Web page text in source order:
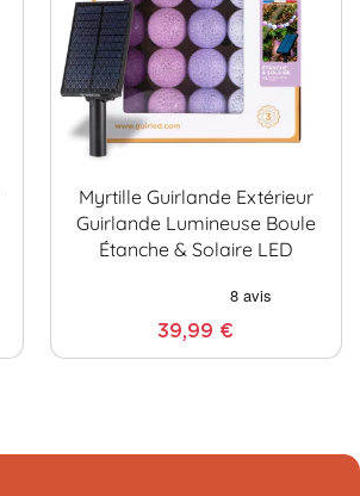
Myrtille Guirlande Extérieur
Guirlande Lumineuse Boule
Étanche & Solaire LED
39,99 €